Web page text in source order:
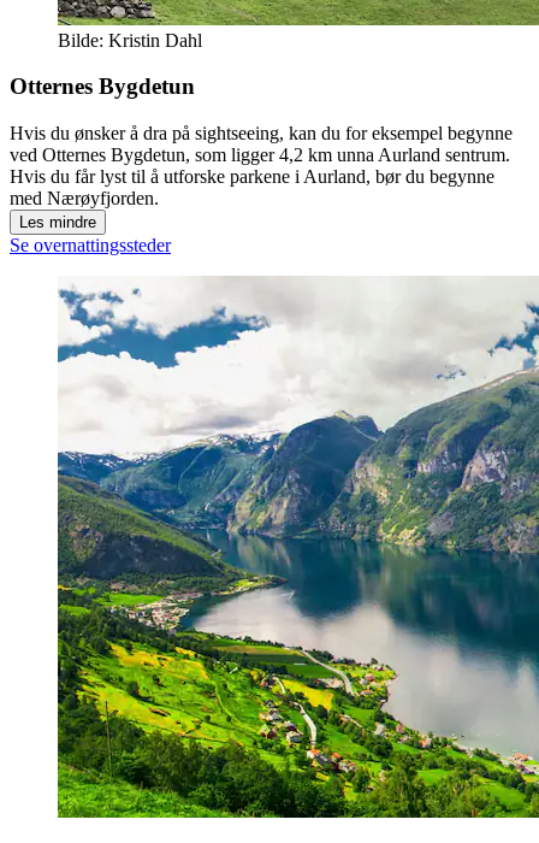
Bilde: Kristin Dahl
Otternes Bygdetun
Hvis du ønsker å dra på sightseeing, kan du for eksempel begynne
ved Otternes Bygdetun, som ligger 4,2 km unna Aurland sentrum.
Hvis du får lyst til å utforske parkene i Aurland, bør du begynne
med Nærøyfjorden.
Les mindre
Se overnattingssteder